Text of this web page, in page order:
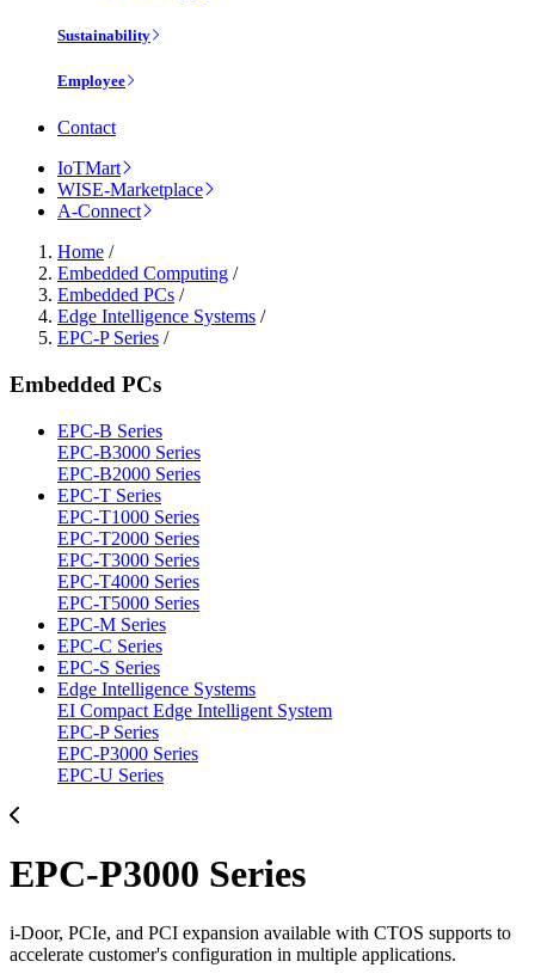
Sustainability
Employee
Contact
IoTMart
WISE-Marketplace
A-Connect
Home /
Embedded Computing /
Embedded PCs /
Edge Intelligence Systems /
EPC-P Series /
Embedded PCs
EPC-B Series
EPC-B3000 Series
EPC-B2000 Series
EPC-T Series
EPC-T1000 Series
EPC-T2000 Series
EPC-T3000 Series
EPC-T4000 Series
EPC-T5000 Series
EPC-M Series
EPC-C Series
EPC-S Series
Edge Intelligence Systems
EI Compact Edge Intelligent System
EPC-P Series
EPC-P3000 Series
EPC-U Series
EPC-P3000 Series
i-Door, PCIe, and PCI expansion available with CTOS supports to
accelerate customer's configuration in multiple applications.